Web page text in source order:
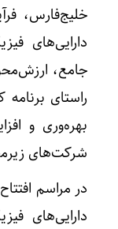
خلیج‌فارس،
دارایی‌های
جامع،
راستای
بهره‌وری و
شرکت‌های
در مراسم
دارایی‌های